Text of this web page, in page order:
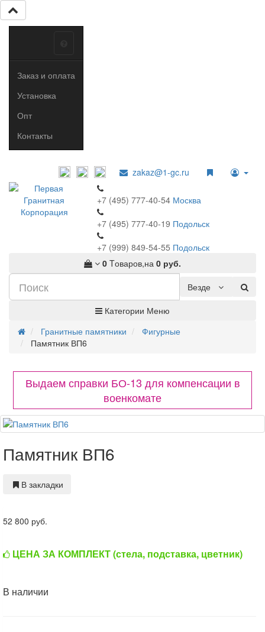
Заказ и оплата
Установка
Опт
Контакты
zakaz@1-gc.ru
+7 (495) 777-40-54 Москва
+7 (495) 777-40-19 Подольск
+7 (999) 849-54-55 Подольск
0 Tоваров,на 0 руб.
Везде
Категории Меню
Гранитные памятники
Фигурные
Памятник ВП6
Выдаем справки БО-13 для компенсации в
военкомате
Памятник ВП6
В закладки
52 800 руб.
ЦЕНА ЗА КОМПЛЕКТ (стела, подставка, цветник)
В наличии